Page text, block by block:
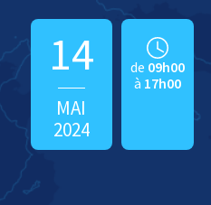
14
MAI
2024
de 09h00
à 17h00